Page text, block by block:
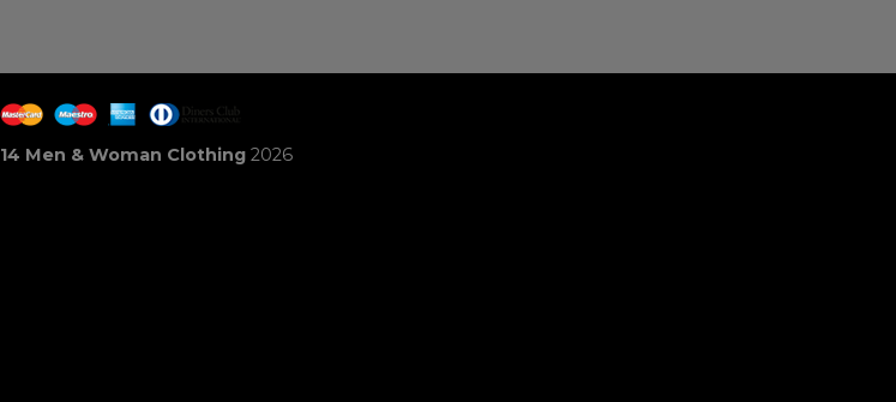
14 Men & Woman Clothing 2026